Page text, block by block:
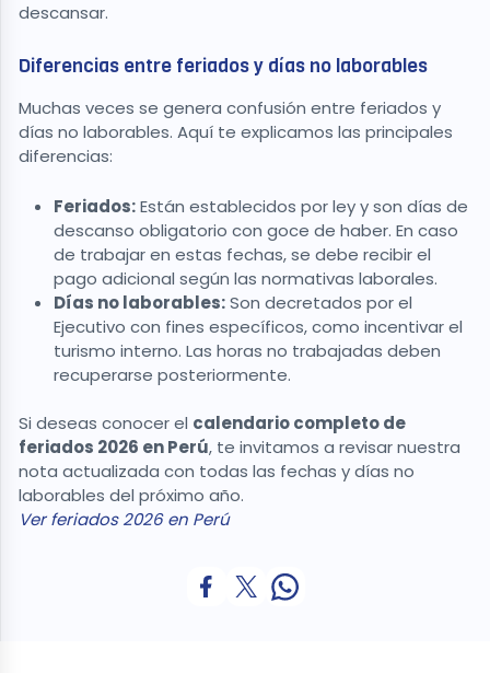
descansar.
Diferencias entre feriados y días no laborables
Muchas veces se genera confusión entre feriados y
días no laborables. Aquí te explicamos las principales
diferencias:
Feriados:Están establecidos por ley y son días de
descanso obligatorio con goce de haber. En caso
de trabajar en estas fechas, se debe recibir el
pago adicional según las normativas laborales.
Días no laborables:Son decretados por el
Ejecutivo con fines específicos, como incentivar el
turismo interno. Las horas no trabajadas deben
recuperarse posteriormente.
Si deseas conocer el calendario completo de
feriados 2026 en Perú, te invitamos a revisar nuestra
nota actualizada con todas las fechas y días no
laborables del próximo año.
Ver feriados 2026 en Perú